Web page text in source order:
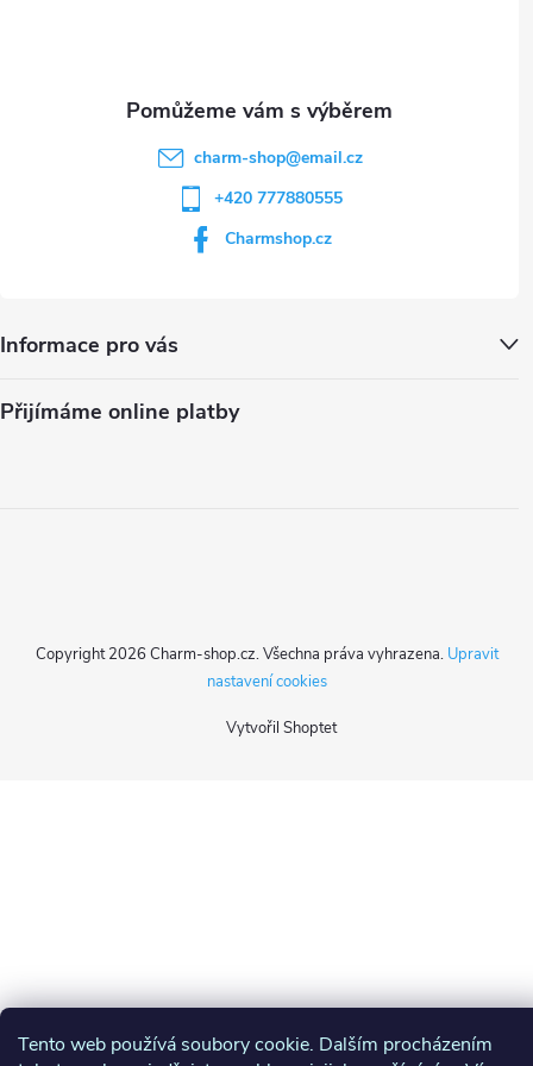
Tento web používá soubory cookie. Dalším procházením
charm-shop@email.cz
+420 777880555
Charmshop.cz
Informace pro vás
Přijímáme online platby
Vytvořil Shoptet
Copyright 2026 Charm-shop.cz. Všechna práva vyhrazena. Upravit
nastavení cookies